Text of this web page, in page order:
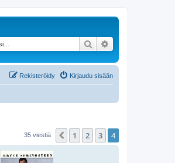
Etsi
Kirjaudu sisään
Rekisteröidy
35 viestiä Edellinen
1 2 3 4